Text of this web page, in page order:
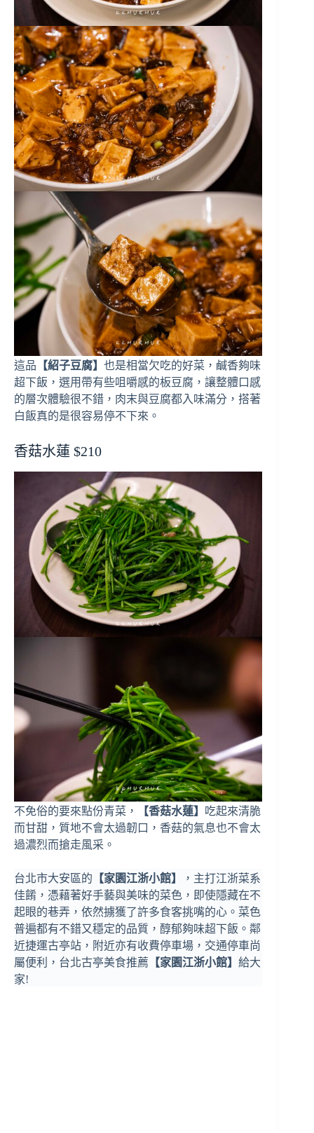
這品 【紹子豆腐】 也是相當欠吃的好菜，鹹香夠味
超下飯，選用帶有些咀嚼感的板豆腐，讓整體口感
的層次體驗很不錯，肉末與豆腐都入味滿分，搭著
白飯真的是很容易停不下來。
香菇水蓮 $210
不免俗的要來點份青菜， 【香菇水蓮】
吃起來清脆
而甘甜，質地不會太過韌口，香菇的氣息也不會太
過濃烈而搶走風采。
台北市大安區的 【家園江浙小館】
，主打江浙菜系
佳餚，憑藉著好手藝與美味的菜色，即使隱藏在不
起眼的巷弄，依然擄獲了許多食客挑嘴的心。菜色
普遍都有不錯又穩定的品質，醇郁夠味超下飯。鄰
近捷運古亭站，附近亦有收費停車場，交通停車尚
屬便利，台北古亭美食推薦 【家園江浙小館】 給大
家!